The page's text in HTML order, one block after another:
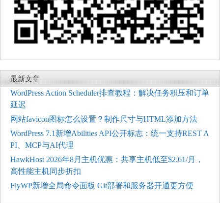
最新文章
WordPress Action Scheduler排查教程：解决任务积压和订单
延迟
网站favicon图标怎么设置？制作尺寸与HTML添加方法
WordPress 7.1新增Abilities API公开标志：统一支持REST A
PI、MCP与AI代理
HawkHost 2026年8月主机优惠：共享主机低至$2.61/月，
高性能主机同步折扣
FlyWP新增全局命令面板 Git部署和服务器开通更方便